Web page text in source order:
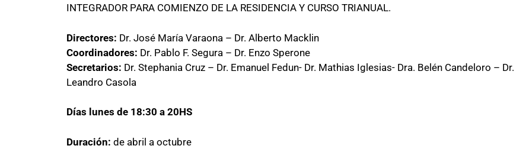
INTEGRADOR PARA COMIENZO DE LA RESIDENCIA Y CURSO TRIANUAL.
Directores: Dr. José María Varaona – Dr. Alberto Macklin
Coordinadores: Dr. Pablo F. Segura – Dr. Enzo Sperone
Secretarios: Dr. Stephania Cruz – Dr. Emanuel Fedun- Dr. Mathias Iglesias- Dra. Belén Candeloro – Dr.
Leandro Casola
Días lunes de 18:30 a 20HS
Duración: de abril a octubre